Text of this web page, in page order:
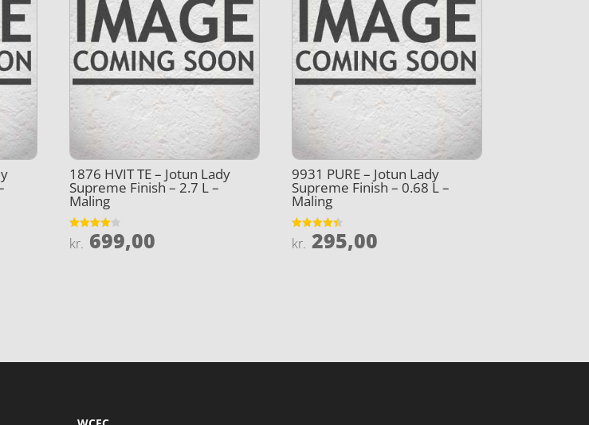
1876 HVIT TE – Jotun Lady
Supreme Finish – 2.7 L –
Maling
Vurderet
4
kr. 699,00
9931 PURE – Jotun Lady
Supreme Finish – 0.68 L –
Maling
Vurderet
4.4
kr. 295,00